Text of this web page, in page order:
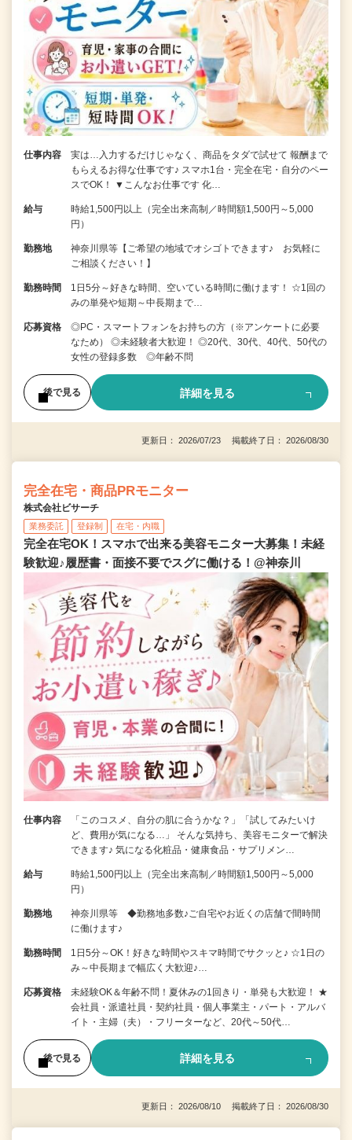
仕事内容
実は…入力するだけじゃなく、商品をタダで試せて 報酬まで
もらえるお得な仕事です♪ スマホ1台・完全在宅・自分のペー
スでOK！ ▼こんなお仕事です 化…
給与
時給1,500円以上（完全出来高制／時間額1,500円～5,000
円）
勤務地
神奈川県等【ご希望の地域でオシゴトできます♪ お気軽に
ご相談ください！】
勤務時間
1日5分～好きな時間、空いている時間に働けます！ ☆1回の
みの単発や短期～中長期まで…
応募資格
◎PC・スマートフォンをお持ちの方（※アンケートに必要
なため） ◎未経験者大歓迎！ ◎20代、30代、40代、50代の
女性の登録多数 ◎年齢不問
後で見る 詳細を見る
更新日： 2026/07/23 掲載終了日： 2026/08/30
完全在宅・商品PRモニター
株式会社ビサーチ
業務委託 登録制 在宅・内職
完全在宅OK！スマホで出来る美容モニター大募集！未経
験歓迎♪履歴書・面接不要でスグに働ける！@神奈川
仕事内容
「このコスメ、自分の肌に合うかな？」「試してみたいけ
ど、費用が気になる…」 そんな気持ち、美容モニターで解決
できます♪ 気になる化粧品・健康食品・サプリメン…
給与
時給1,500円以上（完全出来高制／時間額1,500円～5,000
円）
勤務地
神奈川県等 ◆勤務地多数♪ご自宅やお近くの店舗で間時間
に働けます♪
勤務時間
1日5分～OK！好きな時間やスキマ時間でサクッと♪ ☆1日の
み～中長期まで幅広く大歓迎♪…
応募資格
未経験OK＆年齢不問！夏休みの1回きり・単発も大歓迎！ ★
会社員・派遣社員・契約社員・個人事業主・パート・アルバ
イト・主婦（夫）・フリーターなど、20代～50代…
後で見る 詳細を見る
更新日： 2026/08/10 掲載終了日： 2026/08/30